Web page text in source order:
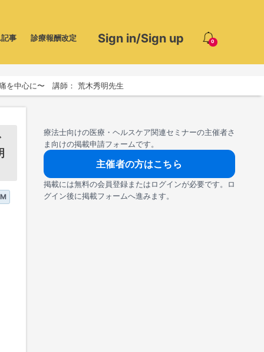
0
Sign in/Sign up
事 診療報酬改定
を中心に〜 講師： 荒木秀明先生
療法士向けの医療・ヘルスケア関連セミナーの主催者さ
ま向けの掲載申請フォームです。
主催者の方はこちら
掲載には無料の会員登録またはログインが必要です。ロ
グイン後に掲載フォームへ進みます。